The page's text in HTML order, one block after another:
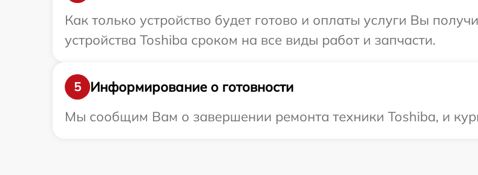
Как только устройство будет готово и оплаты услуги Вы
устройства Toshiba сроком на все виды работ и запчасти.
5
Информирование о готовности
Мы сообщим Вам о завершении ремонта техники Toshiba, и